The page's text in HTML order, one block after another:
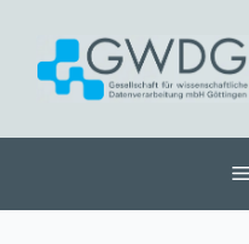
springen